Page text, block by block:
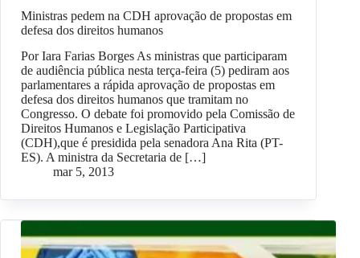
Ministras pedem na CDH aprovação de propostas em
defesa dos direitos humanos
Por Iara Farias Borges As ministras que participaram
de audiência pública nesta terça-feira (5) pediram aos
parlamentares a rápida aprovação de propostas em
defesa dos direitos humanos que tramitam no
Congresso. O debate foi promovido pela Comissão de
Direitos Humanos e Legislação Participativa
(CDH),que é presidida pela senadora Ana Rita (PT-
ES). A ministra da Secretaria de […]
mar 5, 2013